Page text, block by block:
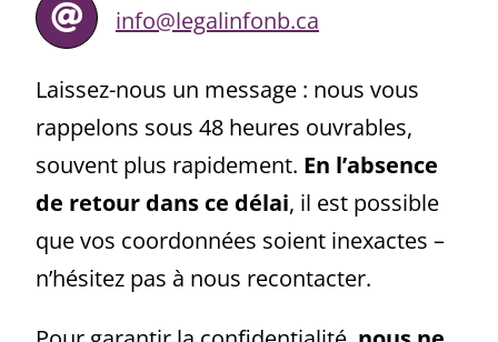
info@legalinfonb.ca
Laissez-nous un message : nous vous
rappelons sous 48 heures ouvrables,
souvent plus rapidement. En l’absence
de retour dans ce délai, il est possible
que vos coordonnées soient inexactes –
n’hésitez pas à nous recontacter.